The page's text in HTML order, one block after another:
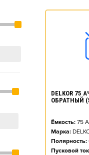
DELKOR 75
ОБРАТНЫЙ
Ёмкость: 75
Марка:
Полярность:
Пусковой